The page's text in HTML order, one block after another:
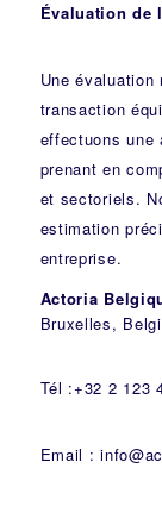
Évaluation de
Une
transaction
effectuons une
prenant en
et sectoriels.
estimation
entreprise.
Actoria
Bruxelles,
Tél :+32 2 123
Email :